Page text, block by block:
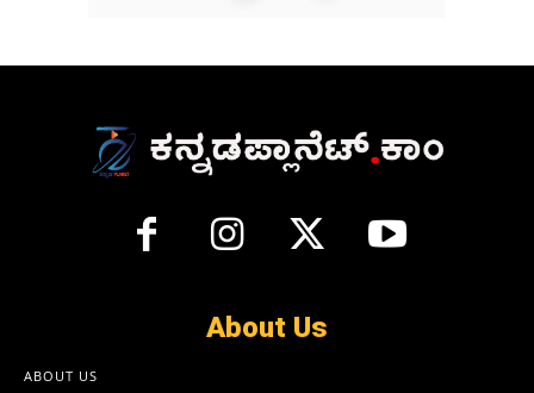
About Us
ABOUT US